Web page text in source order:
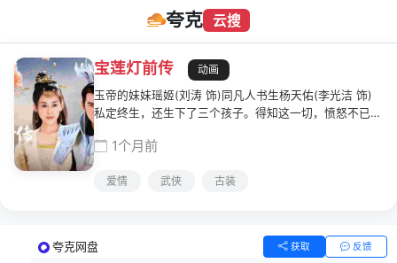
夸克 云搜
宝莲灯前传
动画
玉帝的妹妹瑶姬(刘涛 饰)同凡人书生杨天佑(李光洁 饰)
私定终生，还生下了三个孩子。得知这一切，愤怒不已的
世不得超生。幸好哪吒及时赶到，才将瑶姬的孩子杨戬
大之后，杨戬成为了太乙真人的徒弟，习得了一身了不起
而，这水没有淹死杨戬，却落入了凡间，一时间生灵涂
炭。杨戬决心先放下他同玉帝的恩怨，和妹妹一起到人间
1个月前
爱情 武侠 古装
夸克网盘 获取 反馈